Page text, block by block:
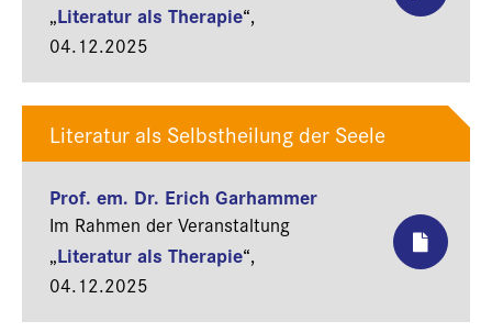
„Literatur als Therapie“,
04.12.2025
Literatur als Selbstheilung der Seele
Prof. em. Dr. Erich Garhammer
Im Rahmen der Veranstaltung
„Literatur als Therapie“,
04.12.2025